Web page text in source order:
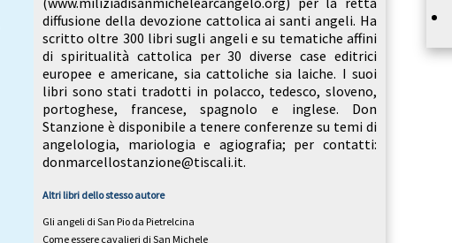
diffusione della devozione cattolica ai santi angeli. Ha
scritto oltre 300 libri sugli angeli e su tematiche affini
di spiritualità cattolica per 30 diverse case editrici
europee e americane, sia cattoliche sia laiche. I suoi
libri sono stati tradotti in polacco, tedesco, sloveno,
portoghese, francese, spagnolo e inglese. Don
Stanzione è disponibile a tenere conferenze su temi di
angelologia, mariologia e agiografia; per contatti:
donmarcellostanzione@tiscali.it.
Altri libri dello stesso autore
Gli angeli di San Pio da Pietrelcina
Come essere cavalieri di San Michele